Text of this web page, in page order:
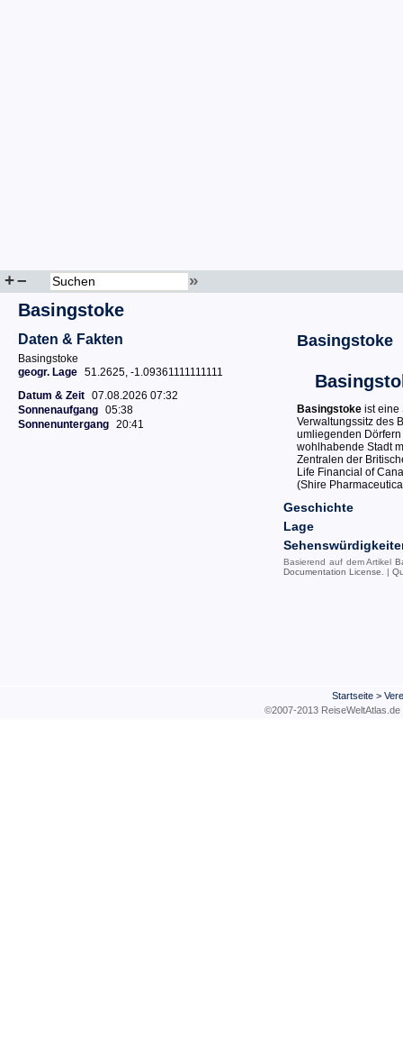
+– »
Basingstoke
Daten & Fakten
Basingstoke
geogr. Lage 51.2625, -1.09361111111111
Datum & Zeit 07.08.2026 07:32
Sonnenaufgang 05:38
Sonnenuntergang 20:41
Basingstoke
Basingstoke ist eine
Verwaltungssitz des
umliegenden
wohlhabende Stadt
Zentralen der
Life Financial of
(Shire
Geschichte
Lage
Basierend auf dem Artikel
Documentation License . |
Startseite>
©2007-2013